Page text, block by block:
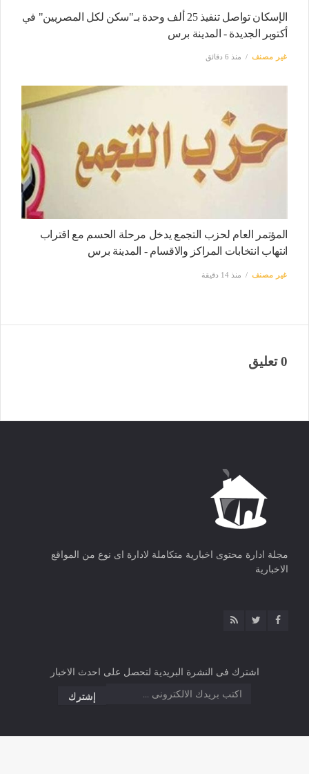
الإسكان تواصل تنفيذ 25 ألف وحدة بـ"سكن لكل المصريين" في
أكتوبر الجديدة - المدينة برس
غير مصنف منذ 6 دقائق
المؤتمر العام لحزب التجمع يدخل مرحلة الحسم مع اقتراب
انتهاب انتخابات المراكز والاقسام - المدينة برس
غير مصنف منذ 14 دقيقة
0 تعليق
مجلة ادارة محتوى اخبارية متكاملة لادارة اى نوع من المواقع
الاخبارية
اشترك فى النشرة البريدية لتحصل على احدث الاخبار